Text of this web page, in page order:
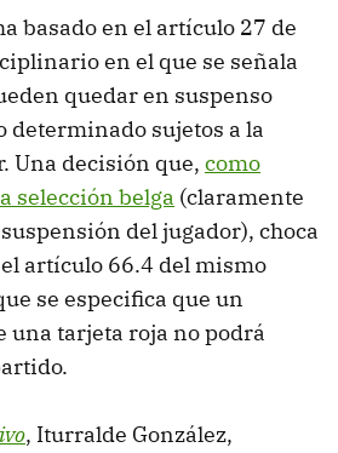
basado en el artículo 27 de
en el que se señala
quedar en suspenso
determinado sujetos a la
Una decisión que, como
selección belga (claramente
del jugador), choca
artículo 66.4 del mismo
se especifica que un
una tarjeta roja no podrá
, Iturralde González,